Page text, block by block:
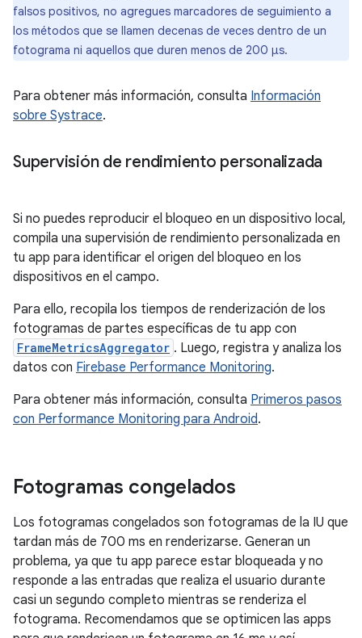
falsos positivos, no agregues marcadores de seguimiento a
los métodos que se llamen decenas de veces dentro de un
fotograma ni aquellos que duren menos de 200 μs.
Para obtener más información, consulta Información
sobre Systrace.
Supervisión de rendimiento personalizada
Si no puedes reproducir el bloqueo en un dispositivo local,
compila una supervisión de rendimiento personalizada en
tu app para identificar el origen del bloqueo en los
dispositivos en el campo.
Para ello, recopila los tiempos de renderización de los
fotogramas de partes específicas de tu app con
FrameMetricsAggregator . Luego, registra y analiza los
datos con Firebase Performance Monitoring.
Para obtener más información, consulta Primeros pasos
con Performance Monitoring para Android.
Fotogramas congelados
Los fotogramas congelados son fotogramas de la IU que
tardan más de 700 ms en renderizarse. Generan un
problema, ya que tu app parece estar bloqueada y no
responde a las entradas que realiza el usuario durante
casi un segundo completo mientras se renderiza el
fotograma. Recomendamos que se optimicen las apps